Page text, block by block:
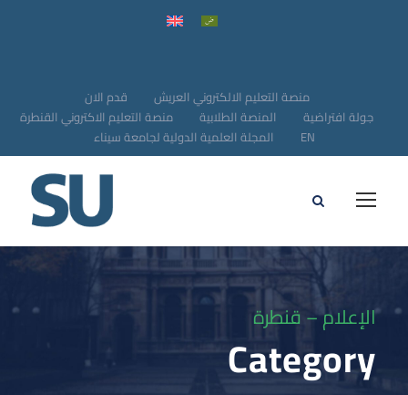
قدم الان
منصة التعليم الالكتروني العريش
منصة التعليم الاكتروني القنطرة
المنصة الطلابية
جولة افتراضية
المجلة العلمية الدولية لجامعة سيناء
EN
الإعلام – قنطرة
Category